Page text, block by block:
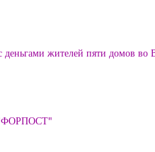
жителей пяти домов во